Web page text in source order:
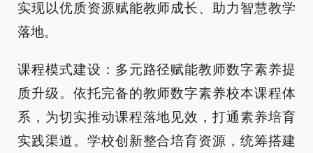
实现以优质资源赋能教师成长、助力智慧教学
落地。
课程模式建设：多元路径赋能教师数字素养提
质升级。依托完备的教师数字素养校本课程体
系，为切实推动课程落地见效，打通素养培育
实践渠道。学校创新整合培育资源，统筹搭建